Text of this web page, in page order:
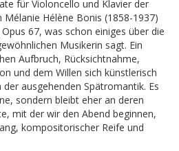
für Violoncello und Klavier der
Hélène Bonis (1858-1937)
67, was schon einiges über die
Musikerin sagt. Ein
Aufbruch, Rücksichtnahme,
und dem Willen sich künstlerisch
ausgehenden Spätromantik. Es
sondern bleibt eher an deren
mit der wir den Abend beginnen,
kompositorischer Reife und